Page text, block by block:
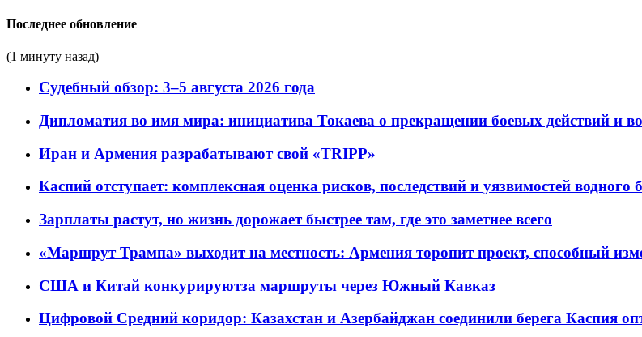
Последнее обновление
(1 минуту назад)
Судебный обзор: 3–5 августа 2026 года
Дипломатия во имя мира: инициатива Токаева о прекращении боевых действий и
Иран и Армения разрабатывают свой «TRIPP»
Каспий отступает: комплексная оценка рисков, последствий и уязвимостей водного
Зарплаты растут, но жизнь дорожает быстрее там, где это заметнее всего
«Маршрут Трампа» выходит на местность: Армения торопит проект, способный
США и Китай конкурируютза маршруты через Южный Кавказ
Цифровой Средний коридор: Казахстан и Азербайджан соединили берега Каспия